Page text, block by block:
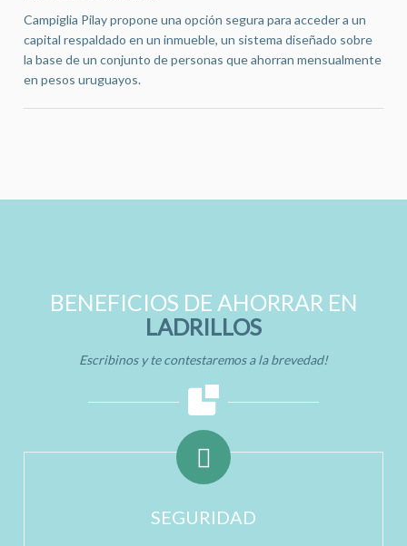
Campiglia Pilay propone una opción segura para acceder a un
capital respaldado en un inmueble, un sistema diseñado sobre
la base de un conjunto de personas que ahorran mensualmente
en pesos uruguayos.
BENEFICIOS DE AHORRAR EN
LADRILLOS
Escribinos y te contestaremos a la brevedad!
SEGURIDAD